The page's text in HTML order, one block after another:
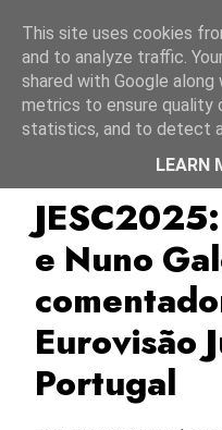
Carina Jorge
e Nuno
Eurovisão
Portugal
This site uses cookies
and to analyze traffic.
shared with Google
metrics to ensure quality
statistics, and to detect
LEARN